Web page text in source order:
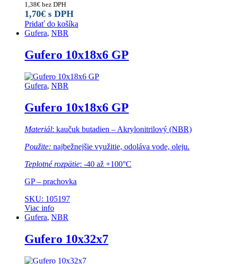
1,38€ bez DPH
1,70€ s DPH
Pridať do košíka
Gufera, NBR
Gufero 10x18x6 GP
Gufera, NBR
Gufero 10x18x6 GP
Materiál: kaučuk butadien – Akrylonitrilový (NBR)
Použite: najbežnejšie využitie, odoláva vode, oleju.
Teplotné rozpätie: -40 až +100°C
GP – prachovka
SKU: 105197
Viac info
Gufera, NBR
Gufero 10x32x7